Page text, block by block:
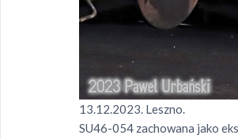
13.12.2023. Leszno.
SU46-054 zachowana jako